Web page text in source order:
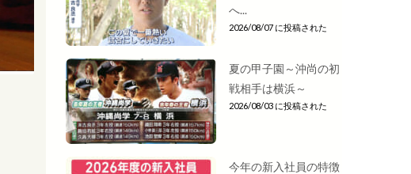
へ...
2026/08/07 に投稿された
夏の甲子園～沖尚の初
戦相手は横浜～
2026/08/03 に投稿された
今年の新入社員の特徴